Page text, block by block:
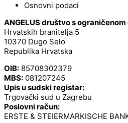
Osnovni podaci
ANGELUS društvo s
Hrvatskih branitelja 5
10370 Dugo Selo
Republika Hrvatska
OIB: 85708302379
MBS: 081207245
Upis u sudski registar:
Trgovački sud u Zagrebu
Poslovni račun:
ERSTE & STEIERMARKISCHE